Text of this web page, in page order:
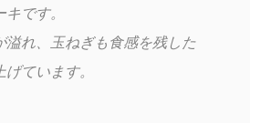
です。
溢れ、玉ねぎも食感を残した
ています。